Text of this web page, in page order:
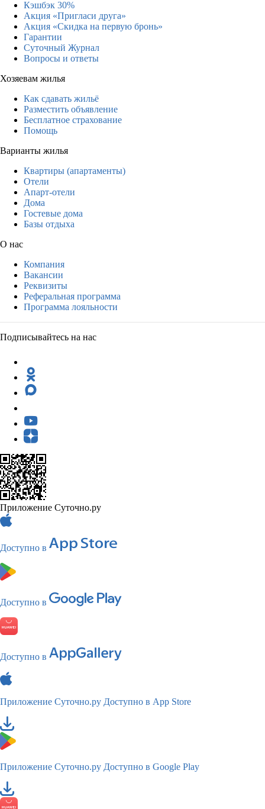
Кэшбэк 30%
Акция «Пригласи друга»
Акция «Скидка на первую бронь»
Гарантии
Суточный Журнал
Вопросы и ответы
Хозяевам жилья
Как сдавать жильё
Разместить объявление
Бесплатное страхование
Помощь
Варианты жилья
Квартиры (апартаменты)
Отели
Апарт-отели
Дома
Гостевые дома
Базы отдыха
О нас
Компания
Вакансии
Реквизиты
Реферальная программа
Программа лояльности
Подписывайтесь на нас
Приложение Суточно.ру
Доступно в
Доступно в
Доступно в
Приложение Суточно.ру Доступно в App Store
Приложение Суточно.ру Доступно в Google Play